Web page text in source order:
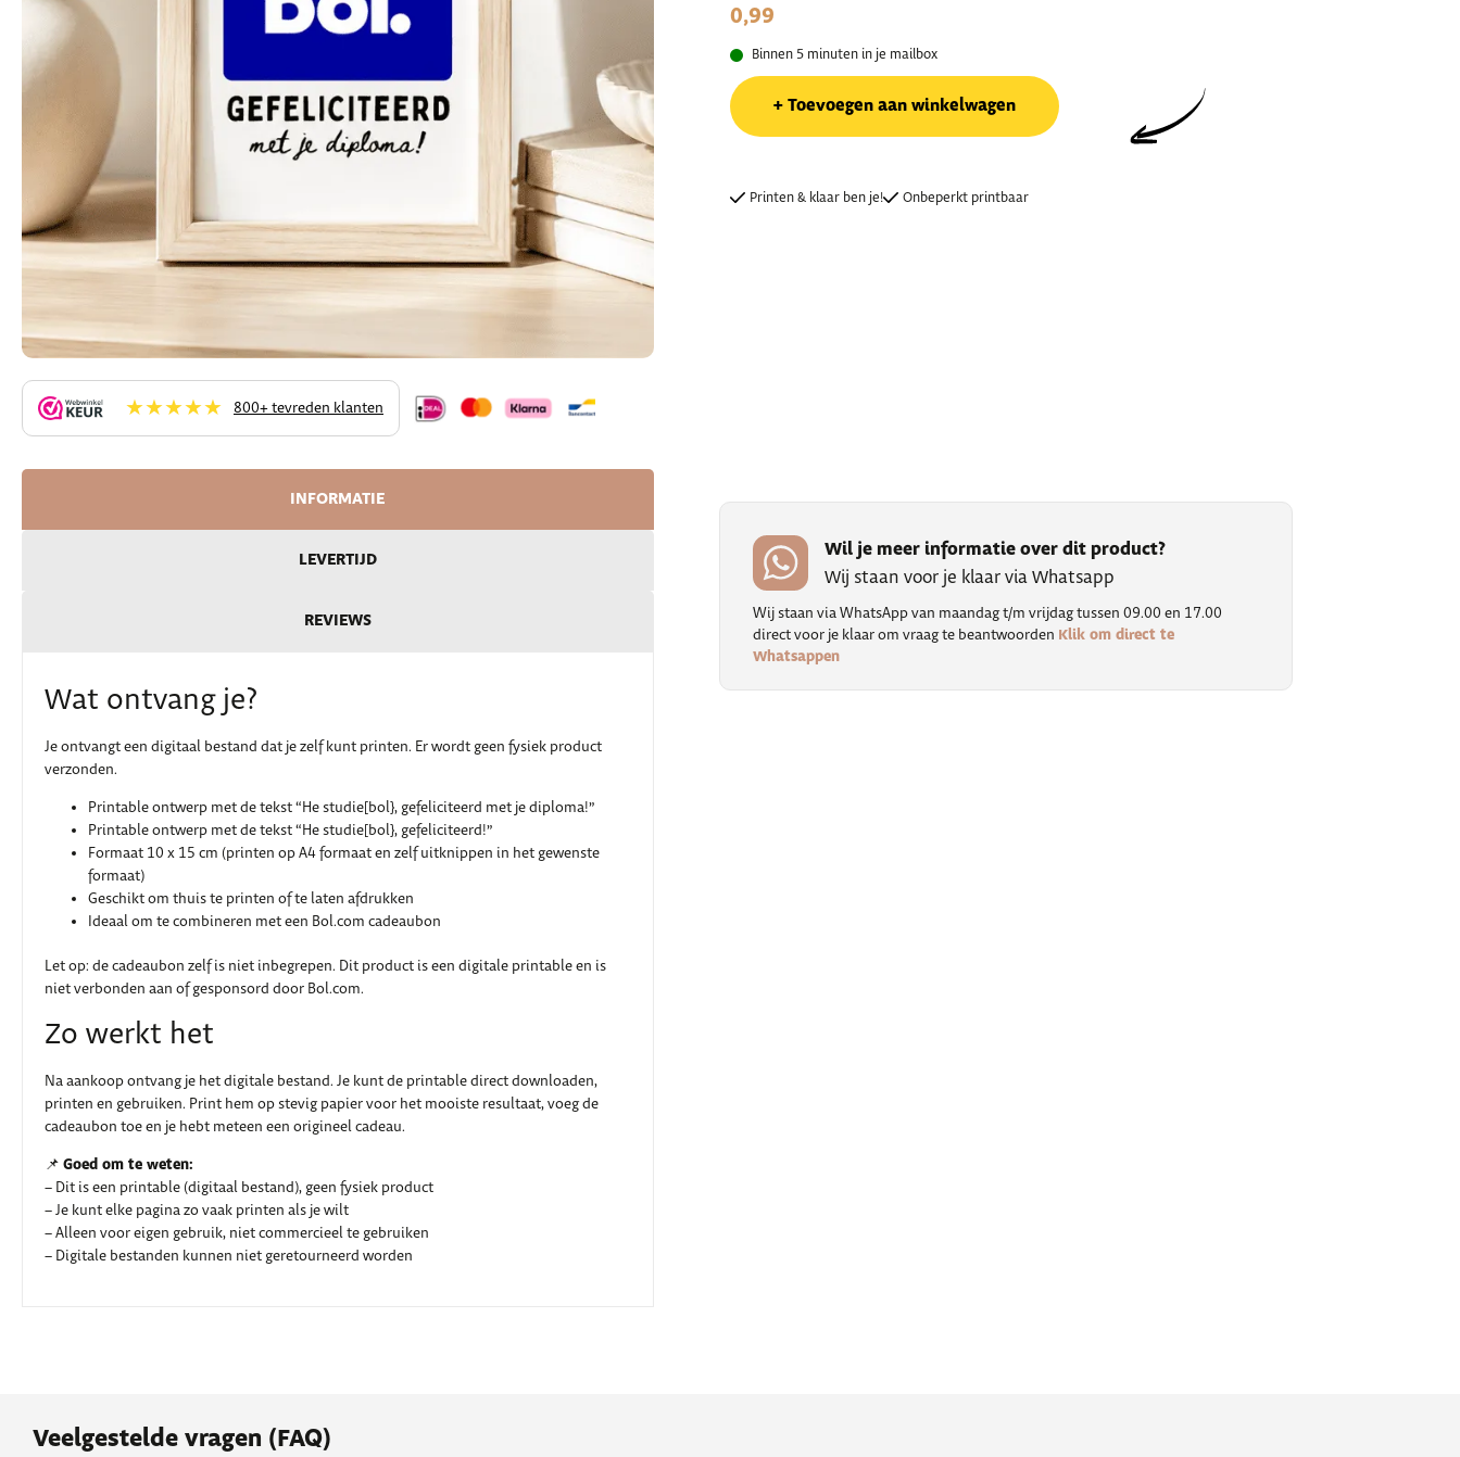
★★★★★ 800+ tevreden klanten
0,99
Binnen 5 minuten in je mailbox
Toevoegen aan winkelwagen
Printen & klaar ben je! Onbeperkt printbaar
INFORMATIE
LEVERTIJD
REVIEWS
Wat ontvang je?
Je ontvangt een digitaal bestand dat je zelf kunt printen. Er wordt geen fysiek product
verzonden.
Printable ontwerp met de tekst “He studie[bol}, gefeliciteerd met je diploma!”
Printable ontwerp met de tekst “He studie[bol}, gefeliciteerd!”
Formaat 10 x 15 cm (printen op A4 formaat en zelf uitknippen in het gewenste
formaat)
Geschikt om thuis te printen of te laten afdrukken
Ideaal om te combineren met een Bol.com cadeaubon
Let op: de cadeaubon zelf is niet inbegrepen. Dit product is een digitale printable en is
niet verbonden aan of gesponsord door Bol.com.
Zo werkt het
Na aankoop ontvang je het digitale bestand. Je kunt de printable direct downloaden,
printen en gebruiken. Print hem op stevig papier voor het mooiste resultaat, voeg de
cadeaubon toe en je hebt meteen een origineel cadeau.
📌 Goed om te weten:
– Dit is een printable (digitaal bestand), geen fysiek product
– Je kunt elke pagina zo vaak printen als je wilt
– Alleen voor eigen gebruik, niet commercieel te gebruiken
– Digitale bestanden kunnen niet geretourneerd worden
Wil je meer informatie over dit product?
Wij staan voor je klaar via Whatsapp
Wij staan via WhatsApp van maandag t/m vrijdag tussen 09.00 en 17.00
direct voor je klaar om vraag te beantwoorden Klik om direct te
Whatsappen
Veelgestelde vragen (FAQ)